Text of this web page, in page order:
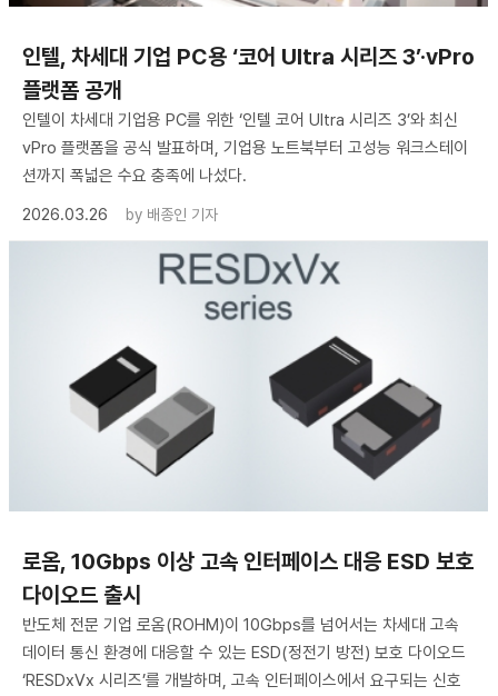
인텔, 차세대 기업 PC용 ‘코어 Ultra 시리즈 3’·vPro
플랫폼 공개
인텔이 차세대 기업용 PC를 위한 ‘인텔 코어 Ultra 시리즈 3’와 최신
vPro 플랫폼을 공식 발표하며, 기업용 노트북부터 고성능 워크스테이
션까지 폭넓은 수요 충족에 나섰다.
2026.03.26
by 배종인 기자
로옴, 10Gbps 이상 고속 인터페이스 대응 ESD 보호
다이오드 출시
반도체 전문 기업 로옴(ROHM)이 10Gbps를 넘어서는 차세대 고속
데이터 통신 환경에 대응할 수 있는 ESD(정전기 방전) 보호 다이오드
‘RESDxVx 시리즈’를 개발하며, 고속 인터페이스에서 요구되는 신호